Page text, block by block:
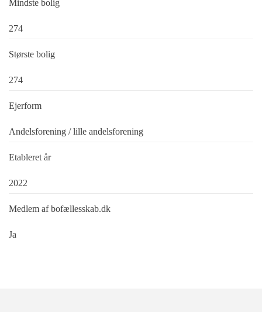
Mindste bolig
274
Største bolig
274
Ejerform
Andelsforening / lille andelsforening
Etableret år
2022
Medlem af bofællesskab.dk
Ja